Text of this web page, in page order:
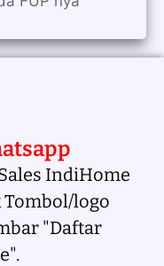
IndiHome
Tombol/logo
"Daftar